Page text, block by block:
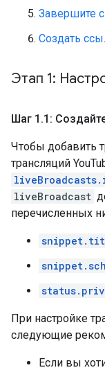
Завершите
Создать
Этап 1:
Шаг 1 .1:
Чтобы добавить
трансляций
liveBroadcast
перечисленных
При настройке
следующие
Если вы